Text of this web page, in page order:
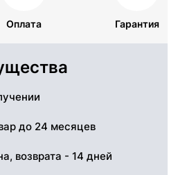
Оплата Гарантия
до 24 месяцев
возврата - 14 дней